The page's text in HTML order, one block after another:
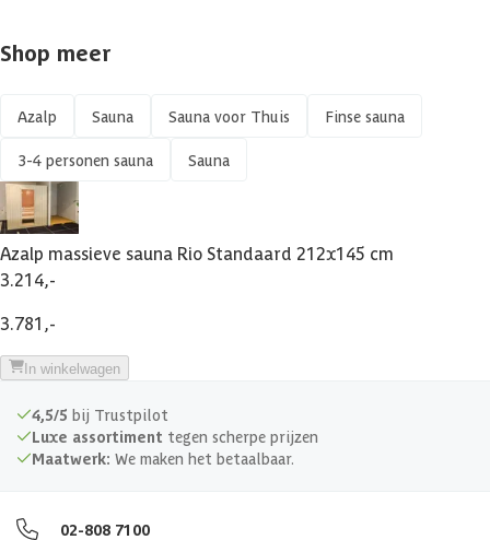
Shop meer
Azalp Sauna Sauna voor Thuis Finse sauna
3-4 personen sauna Sauna
Azalp massieve sauna Rio Standaard 212x145 cm
3.214,-
3.781,-
In winkelwagen
4,5/5 bij Trustpilot
Luxe assortiment tegen scherpe prijzen
Maatwerk: We maken het betaalbaar.
02-808 7100